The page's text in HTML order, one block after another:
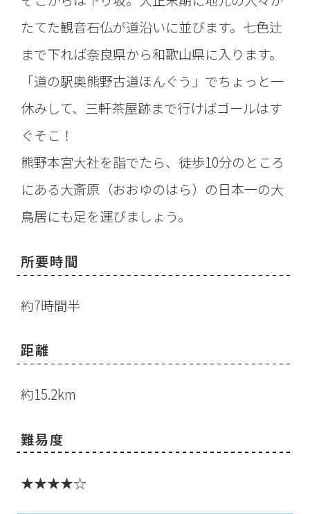
たてた観音石仏が道沿いに並びます。七色辻
まで下れば奈良県から和歌山県に入ります。
「道の駅奥熊野古道ほんぐう」でちょっと一
休みして、三軒茶屋跡まで行けばゴールはす
ぐそこ！
熊野本宮大社を詣でたら、徒歩10分のところ
にある大斎原（おおゆのはら）の日本一の大
鳥居にも足を運びましょう。
所要時間
約7時間半
距離
約15.2km
難易度
★★★★☆